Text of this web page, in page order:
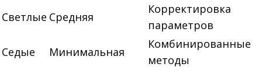
Светлые Средняя
Корректировка
параметров
Седые
Минимальная
Комбинированные
методы